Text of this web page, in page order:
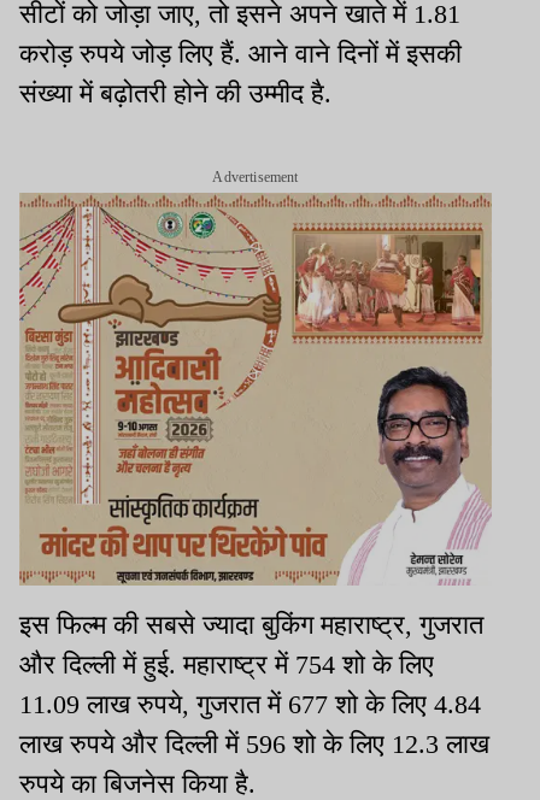
सीटों को जोड़ा जाए, तो इसने अपने खाते में 1.81
करोड़ रुपये जोड़ लिए हैं. आने वाने दिनों में इसकी
संख्या में बढ़ोतरी होने की उम्मीद है.
Advertisement
इस फिल्म की सबसे ज्यादा बुकिंग महाराष्ट्र, गुजरात
और दिल्ली में हुई. महाराष्ट्र में 754 शो के लिए
11.09 लाख रुपये, गुजरात में 677 शो के लिए 4.84
लाख रुपये और दिल्ली में 596 शो के लिए 12.3 लाख
रुपये का बिजनेस किया है.